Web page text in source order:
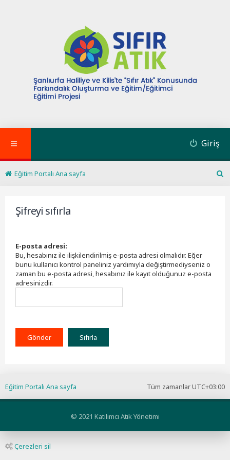
Giriş
Eğitim Portalı Ana sayfa
Şifreyi sıfırla
E-posta adresi:
Bu, hesabınız ile ilişkilendirilmiş e-posta adresi olmalıdır. Eğer
bunu kullanıcı kontrol paneliniz yardımıyla değiştirmediyseniz o
zaman bu e-posta adresi, hesabınız ile kayıt olduğunuz e-posta
adresinizdir.
Tüm zamanlarUTC+03:00
Eğitim Portalı Ana sayfa
© 2021 Katılımcı Atık Yönetimi
Çerezleri sil